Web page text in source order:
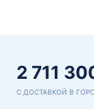
2 711
С ДОСТАВКОЙ В